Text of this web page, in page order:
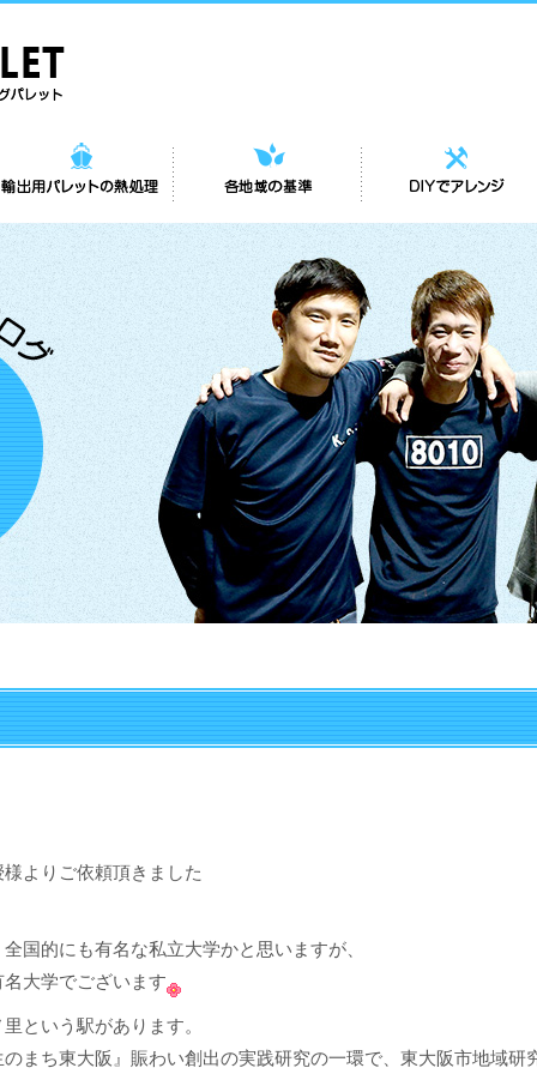
よりご依頼頂きました
国的にも有名な私立大学かと思いますが、
大学でございます
という駅があります。
まち東大阪』賑わい創出の実践研究の一環で、東大阪市地域研